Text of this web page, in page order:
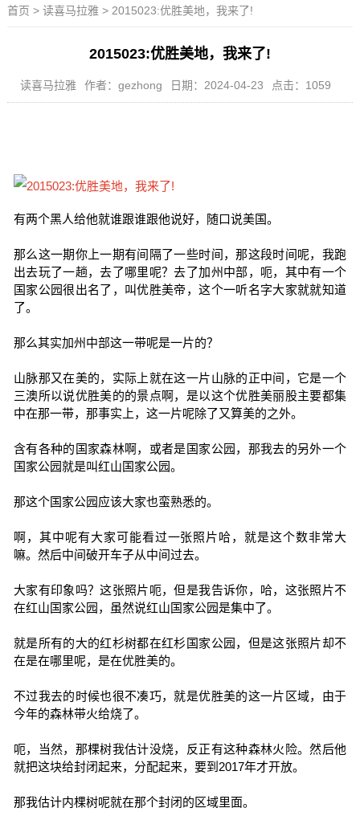
首页 > 读喜马拉雅> 2015023:优胜美地，我来了!
2015023:优胜美地，我来了!
读喜马拉雅 作者：gezhong 日期：2024-04-23 点击：1059
有两个黑人给他就谁跟谁跟他说好，随口说美国。
那么这一期你上一期有间隔了一些时间，那这段时间呢，我跑
出去玩了一趟，去了哪里呢？去了加州中部，呃，其中有一个
国家公园很出名了，叫优胜美帝，这个一听名字大家就就知道
了。
那么其实加州中部这一带呢是一片的？
山脉那又在美的，实际上就在这一片山脉的正中间，它是一个
三澳所以说优胜美的的景点啊，是以这个优胜美丽股主要都集
中在那一带，那事实上，这一片呢除了又算美的之外。
含有各种的国家森林啊，或者是国家公园，那我去的另外一个
国家公园就是叫红山国家公园。
那这个国家公园应该大家也蛮熟悉的。
啊，其中呢有大家可能看过一张照片哈，就是这个数非常大
嘛。然后中间破开车子从中间过去。
大家有印象吗？这张照片呃，但是我告诉你，哈，这张照片不
在红山国家公园，虽然说红山国家公园是集中了。
就是所有的大的红杉树都在红杉国家公园，但是这张照片却不
在是在哪里呢，是在优胜美的。
不过我去的时候也很不凑巧，就是优胜美的这一片区域，由于
今年的森林带火给烧了。
呃，当然，那棵树我估计没烧，反正有这种森林火险。然后他
就把这块给封闭起来，分配起来，要到2017年才开放。
那我估计内棵树呢就在那个封闭的区域里面。